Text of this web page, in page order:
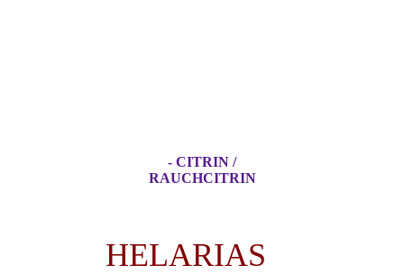
- CITRIN /
RAUCHCITRIN
HELARIAS